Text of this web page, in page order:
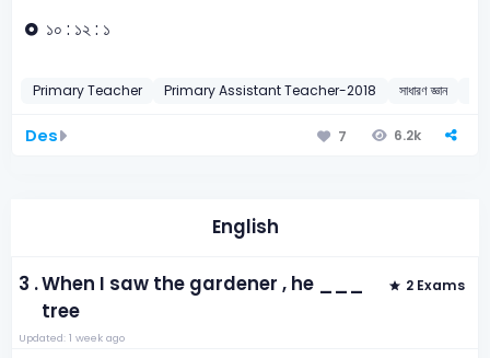
১০ : ১২ : ১
Primary Teacher Primary Assistant Teacher-2018 সাধারণ জ্ঞান
Des 7 6.2k
English
3 .When I saw the gardener , he ___
tree
2 Exams
Updated: 1 week ago